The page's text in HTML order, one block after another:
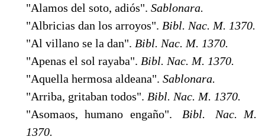
"Alamos del soto, adiós". Sablonara.
"Albricias dan los arroyos". Bibl. Nac. M. 1370.
"Al villano se la dan". Bibl. Nac. M. 1370.
"Apenas el sol rayaba". Bibl. Nac. M. 1370.
"Aquella hermosa aldeana". Sablonara.
"Arriba, gritaban todos". Bibl. Nac. M. 1370.
"Asomaos, humano engaño". Bibl. Nac. M.
1370.